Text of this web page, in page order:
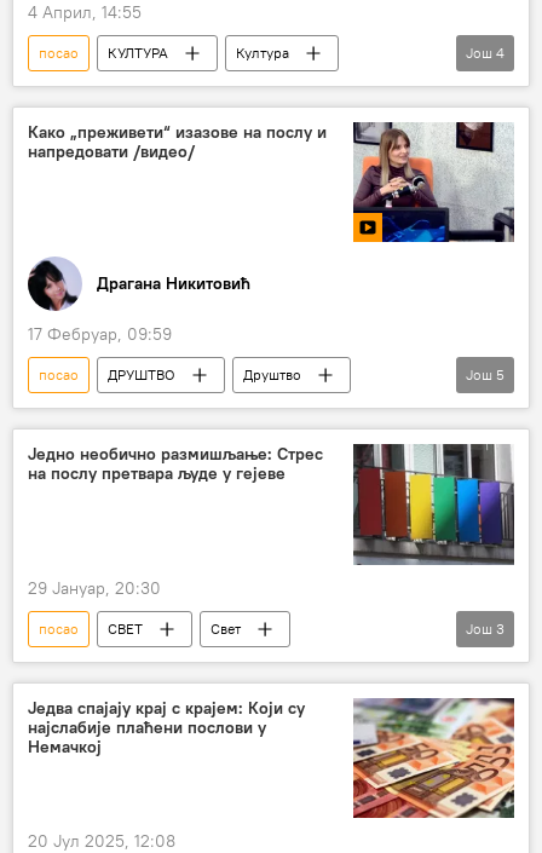
4 Април, 14:55
посао КУЛТУРА
Култура
Друштво
комуникација
разговор
сарадња
Још 4
Како „преживети“ изазове на послу и
напредовати /видео/
Драгана Никитовић
17 Фебруар, 09:59
посао ДРУШТВО
Друштво
тренер
изазови
напредак
компаније
лидер
Још 5
Једно необично размишљање: Стрес
на послу претвара људе у гејеве
29 Јануар, 20:30
посао СВЕТ
Свет
ЛГБТ популација
ЛГБТ стрес
Још 3
Једва спајају крај с крајем: Који су
најслабије плаћени послови у
Немачкој
20 Јул 2025, 12:08